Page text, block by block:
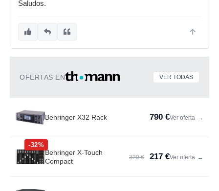
Saludos.
OFERTAS EN VER TODAS
Behringer X32 Rack 790 €Ver oferta →
-32%
Behringer X-Touch
Compact
320 € 217 €Ver oferta →